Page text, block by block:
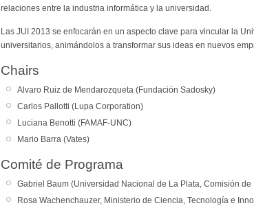
relaciones entre la industria informática y la universidad.
Las JUI 2013 se enfocarán en un aspecto clave para vincular la
universitarios, animándolos a transformar sus ideas en nuevos
Chairs
Alvaro Ruiz de Mendarozqueta (Fundación Sadosky)
Carlos Pallotti (Lupa Corporation)
Luciana Benotti (FAMAF-UNC)
Mario Barra (Vates)
Comité de Programa
Gabriel Baum (Universidad Nacional de La Plata, Comisión
Rosa Wachenchauzer, Ministerio de Ciencia, Tecnología e